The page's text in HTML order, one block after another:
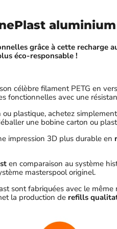
grâce à cette
éco-responsable !
célèbre filament PETG en
fonctionnelles avec une
plastique, achetez
une bobine carton ou
impression 3D plus durable en
en comparaison au système
masterspool originel.
sont fabriquées avec le
la production de refills